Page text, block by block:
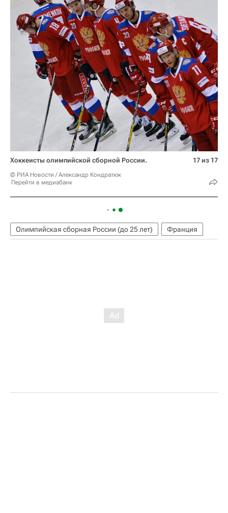
Хоккеисты олимпийской сборной России.
© РИА Новости / Александр Кондратюк
Перейти в медиабанк
17 из 17
Олимпийская сборная России (до 25 лет) Франция